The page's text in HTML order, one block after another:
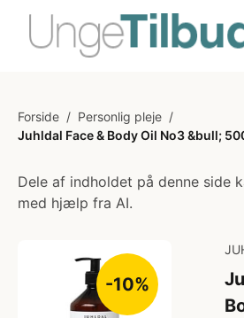
Forside / Personlig pleje /
Juhldal Face & Body Oil No3 &bull;
Dele af indholdet på denne side
med hjælp fra AI.
-10%